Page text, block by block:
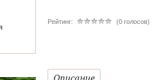
Рейтинг: (0 голосов)
Описание